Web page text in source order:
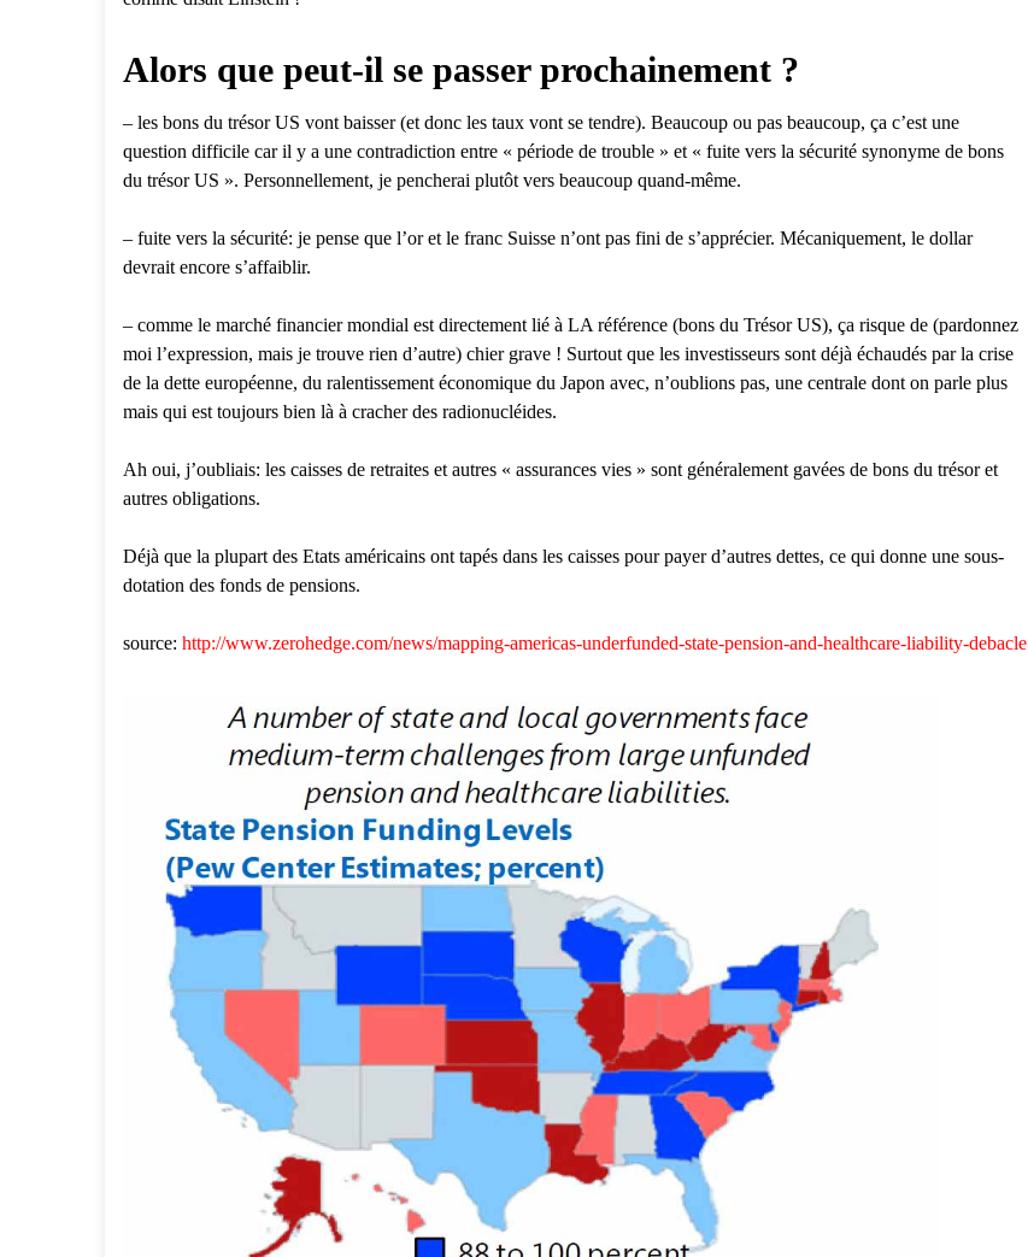
Alors que peut-il se passer prochainement ?
– les bons du trésor US vont baisser (et donc les taux vont se tendre). Beaucoup ou pas beaucoup, ça c’est une
question difficile car il y a une contradiction entre « période de trouble » et « fuite vers la sécurité synonyme de bons
du trésor US ». Personnellement, je pencherai plutôt vers beaucoup quand-même.
– fuite vers la sécurité: je pense que l’or et le franc Suisse n’ont pas fini de s’apprécier. Mécaniquement, le dollar
devrait encore s’affaiblir.
– comme le marché financier mondial est directement lié à LA référence (bons du Trésor US), ça risque de (pardonnez
moi l’expression, mais je trouve rien d’autre) chier grave ! Surtout que les investisseurs sont déjà échaudés par la crise
de la dette européenne, du ralentissement économique du Japon avec, n’oublions pas, une centrale dont on parle plus
mais qui est toujours bien là à cracher des radionucléides.
Ah oui, j’oubliais: les caisses de retraites et autres « assurances vies » sont généralement gavées de bons du trésor et
autres obligations.
Déjà que la plupart des Etats américains ont tapés dans les caisses pour payer d’autres dettes, ce qui donne une sous-
dotation des fonds de pensions.
source: http://www.zerohedge.com/news/mapping-americas-underfunded-state-pension-and-healthcare-liability-debacle